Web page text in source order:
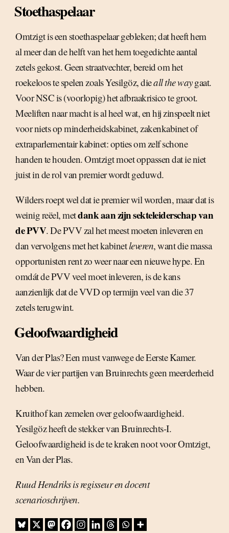
Stoethaspelaar
Omtzigt is een stoethaspelaar gebleken; dat heeft hem
al meer dan de helft van het hem toegedichte aantal
zetels gekost. Geen straatvechter, bereid om het
roekeloos te spelen zoals Yesilgöz, dieall the waygaat.
Voor NSC is (voorlopig) het afbraakrisico te groot.
Meeliften naar macht is al heel wat, en hij zinspeelt niet
voor niets op minderheidskabinet, zakenkabinet of
extraparlementair kabinet: opties om zelf schone
handen te houden. Omtzigt moet oppassen dat ie niet
juist in de rol van premier wordt geduwd.
Wilders roept wel dat ie premier wil worden, maar dat is
weinig reëel, metdank aan zijn sekteleiderschap van
de PVV. De PVV zal het meest moeten inleveren en
dan vervolgens met het kabinetleveren, want die massa
opportunisten rent zo weer naar een nieuwe hype. En
omdát de PVV veel moet inleveren, is de kans
aanzienlijk dat de VVD op termijn veel van die 37
zetels terugwint.
Geloofwaardigheid
Van der Plas? Een must vanwege de Eerste Kamer.
Waar de vier partijen van Bruinrechts geen meerderheid
hebben.
Kruithof kan zemelen over geloofwaardigheid.
Yesilgöz heeft de stekker van Bruinrechts-I.
Geloofwaardigheid is de te kraken noot voor Omtzigt,
en Van der Plas.
Ruud Hendriks is regisseur en docent
scenarioschrijven.